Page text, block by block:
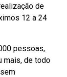
de
12 a 24
pessoas,
mais, de todo